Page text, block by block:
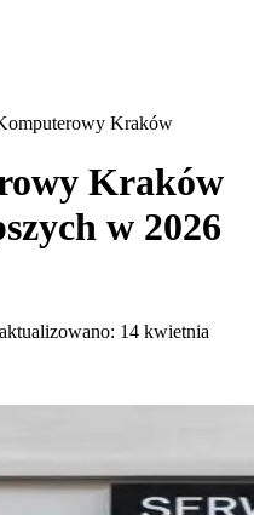
Kraków
Kraków
w 2026
14 kwietnia